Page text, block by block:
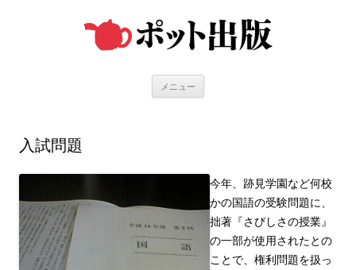
メニュー
入試問題
今年、跡見学園など何校
かの国語の受験問題に、
拙著『さびしさの授業』
の一部が使用されたとの
ことで、権利問題を扱っ